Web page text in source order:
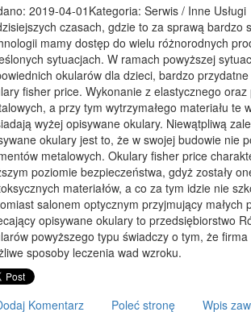
2019-04-01 Kategoria: Serwis / Inne Usługi
czasach, gdzie to za sprawą bardzo
mamy dostęp do wielu różnorodnych
sytuacjach. W ramach powyższej
okularów dla dzieci, bardzo
fisher price. Wykonanie z elastycznego
a przy tym wytrzymałego materiału te
wyżej opisywane okulary. Niewątpliwą
okulary jest to, że w swojej budowie nie
metalowych. Okulary fisher price
poziomie bezpieczeństwa, gdyż zostały
materiałów, a co za tym idzie nie
salonem optycznym przyjmujący małych
opisywane okulary to przedsiębiorstwo
powyższego typu świadczy o tym, że
sposoby leczenia wad wzroku.
Komentarz Poleć stronę Wpis